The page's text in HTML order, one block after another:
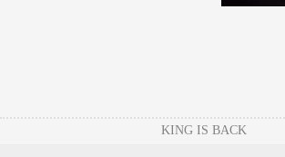
KING IS BACK